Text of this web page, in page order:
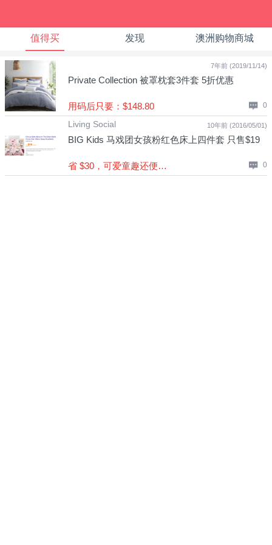
值得买 发现 澳洲购物商城
7年前 (2019/11/14)
Private Collection 被罩枕套3件套 5折优惠
用码后只要：$148.80 0
10年前 (2016/05/01)
Living Social
BIG Kids 马戏团女孩粉红色床上四件套 只售$19
省 $30，可爱童趣还便宜！！ 0